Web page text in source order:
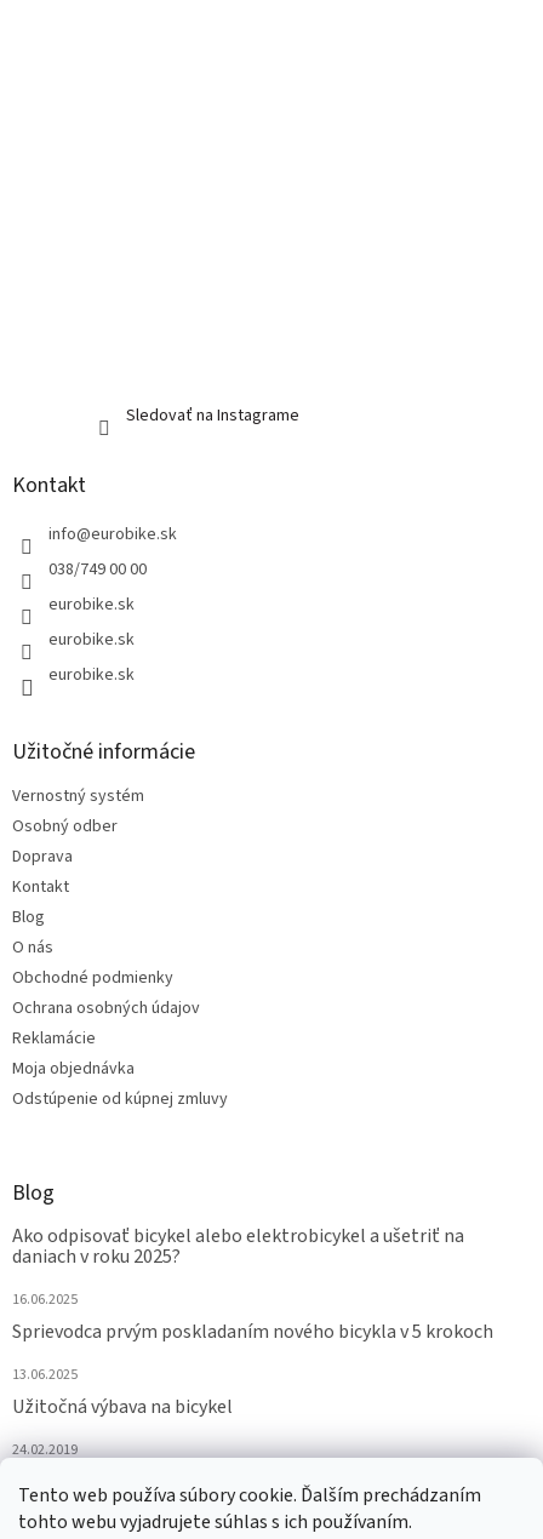
Tento web používa súbory cookie. Ďalším prechádzaním
tohto webu vyjadrujete súhlas s ich používaním.
Sledovať na Instagrame
Kontakt
info@eurobike.sk
038/749 00 00
eurobike.sk
eurobike.sk
eurobike.sk
Užitočné informácie
Vernostný systém
Osobný odber
Doprava
Kontakt
Blog
O nás
Obchodné podmienky
Ochrana osobných údajov
Reklamácie
Moja objednávka
Odstúpenie od kúpnej zmluvy
Blog
Ako odpisovať bicykel alebo elektrobicykel a ušetriť na
daniach v roku 2025?
16.06.2025
Sprievodca prvým poskladaním nového bicykla v 5 krokoch
13.06.2025
Užitočná výbava na bicykel
24.02.2019
ARCHÍV